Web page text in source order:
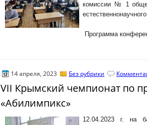
комиссии № 1
Программа
14 апреля, 2023 Без рубрики
VII Крымский чемпионат по
«Абилимпикc»
12.04.2023 г. на